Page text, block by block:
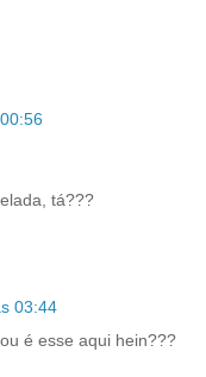
tá???
03:44
é esse aqui hein???